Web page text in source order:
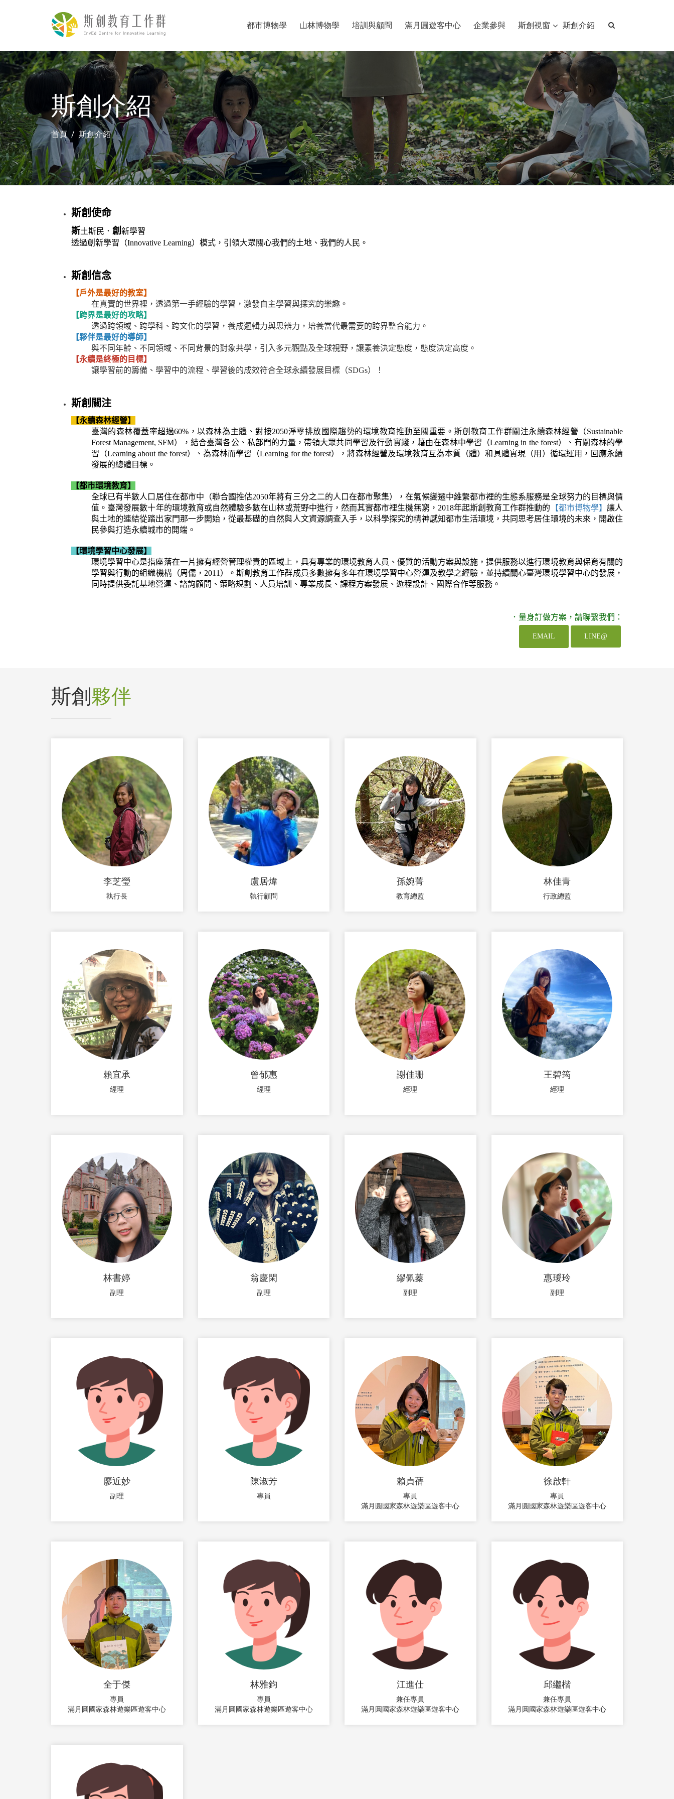
都市博物學 山林博物學 培訓與顧問 滿月圓遊客中心 企業參與 斯創視窗 斯創介紹
斯創介紹
首頁 斯創介紹
斯創使命
斯土斯民． 創新學習
透過創新學習（Innovative Learning）模式，引領大眾關心我們的土地、我們的人民。
斯創信念
【戶外是最好的教室】
在真實的世界裡，透過第一手經驗的學習，激發自主學習與探究的樂趣。
【跨界是最好的攻略】
透過跨領域、跨學科、跨文化的學習，養成邏輯力與思辨力，培養當代最需要的跨界整合能力。
【夥伴是最好的導師】
與不同年齡、不同領域、不同背景的對象共學，引入多元觀點及全球視野，讓素養決定態度，態度決定高度。
【永續是終極的目標】
讓學習前的籌備、學習中的流程、學習後的成效符合全球永續發展目標（SDGs）！
斯創關注
【永續森林經營】
臺灣的森林覆蓋率超過60%，以森林為主體、對接2050淨零排放國際趨勢的環境教育推動至關重要。斯創教育工作群關注永續森林經營（Sustainable
Forest Management, SFM），結合臺灣各公、私部門的力量，帶領大眾共同學習及行動實踐，藉由在森林中學習（Learning in the forest）、有關森林的學
習（Learning about the forest）、為森林而學習（Learning for the forest），將森林經營及環境教育互為本質（體）和具體實現（用）循環運用，回應永續
發展的總體目標。
【都市環境教育】
全球已有半數人口居住在都市中（聯合國推估2050年將有三分之二的人口在都市聚集），在氣候變遷中維繫都市裡的生態系服務是全球努力的目標與價
值。臺灣發展數十年的環境教育或自然體驗多數在山林或荒野中進行，然而其實都市裡生機無窮，2018年起斯創教育工作群推動的 【都市博物學】 讓人
與土地的連結從踏出家門那一步開始，從最基礎的自然與人文資源調查入手，以科學探究的精神感知都市生活環境，共同思考居住環境的未來，開啟住
民參與打造永續城市的開端。
【環境學習中心發展】
環境學習中心是指座落在一片擁有經營管理權責的區域上，具有專業的環境教育人員、優質的活動方案與設施，提供服務以進行環境教育與保育有關的
學習與行動的組織機構（周儒，2011）。斯創教育工作群成員多數擁有多年在環境學習中心營運及教學之經驗，並持續關心臺灣環境學習中心的發展，
同時提供委託基地營運、諮詢顧問、策略規劃、人員培訓、專業成長、課程方案發展、遊程設計、國際合作等服務。
．量身訂做方案，請聯繫我們：
EMAIL LINE@
斯創夥伴
李芝瑩
執行長
盧居煒
執行顧問
孫婉菁
教育總監
林佳青
行政總監
賴宜承
經理
曾郁惠
經理
謝佳珊
經理
王碧筠
經理
林書婷
副理
翁慶閑
副理
繆佩蓁
副理
惠璦玲
副理
廖近妙
副理
陳淑芳
專員
賴貞蒨
專員
滿月圓國家森林遊樂區遊客中心
徐啟軒
專員
滿月圓國家森林遊樂區遊客中心
全于傑
專員
滿月圓國家森林遊樂區遊客中心
林雅鈞
專員
滿月圓國家森林遊樂區遊客中心
江進仕
兼任專員
滿月圓國家森林遊樂區遊客中心
邱繼楷
兼任專員
滿月圓國家森林遊樂區遊客中心